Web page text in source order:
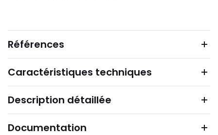
Références
Caractéristiques techniques
Description détaillée
Documentation